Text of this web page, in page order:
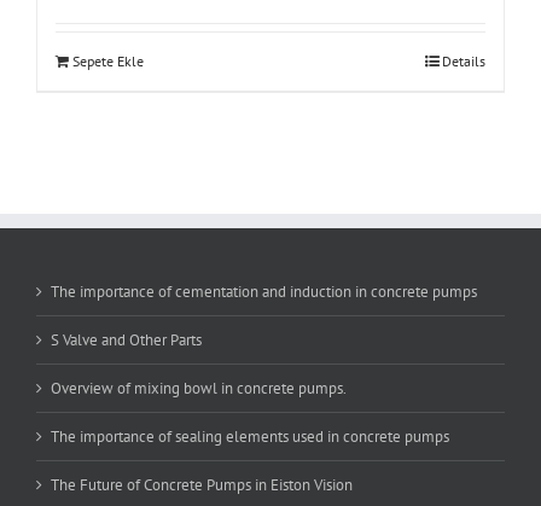
Sepete Ekle Details
The importance of cementation and induction in concrete pumps
S Valve and Other Parts
Overview of mixing bowl in concrete pumps.
The importance of sealing elements used in concrete pumps
The Future of Concrete Pumps in Eiston Vision